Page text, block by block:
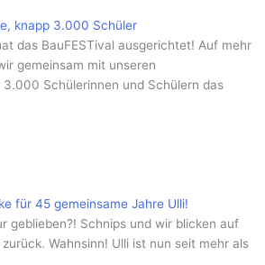
knapp 3.000 Schüler
das BauFESTival ausgerichtet! Auf mehr
gemeinsam mit unseren
Schülerinnen und Schülern das
für 45 gemeinsame Jahre Ulli!
geblieben?! Schnips und wir blicken auf
Wahnsinn! Ulli ist nun seit mehr als